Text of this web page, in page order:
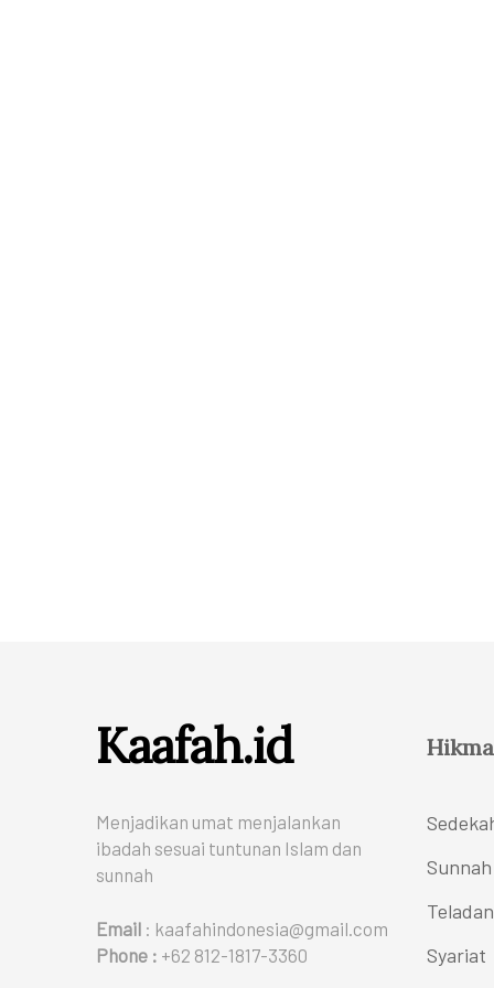
Kaafah.id
Menjadikan umat menjalankan
ibadah sesuai tuntunan Islam dan
sunnah
Email : kaafahindonesia@gmail.com
Phone : +62 812-1817-3360
Sunnah
Teladan
Syariat